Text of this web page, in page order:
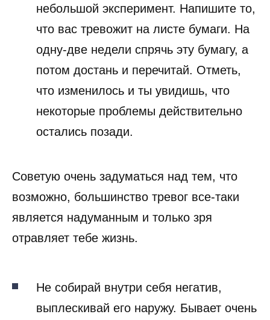
небольшой эксперимент. Напишите то,
что вас тревожит на листе бумаги. На
одну-две недели спрячь эту бумагу, а
потом достань и перечитай. Отметь,
что изменилось и ты увидишь, что
некоторые проблемы действительно
остались позади.
Советую очень задуматься над тем, что
возможно, большинство тревог все-таки
является надуманным и только зря
отравляет тебе жизнь.
Не собирай внутри себя негатив,
выплескивай его наружу. Бывает очень